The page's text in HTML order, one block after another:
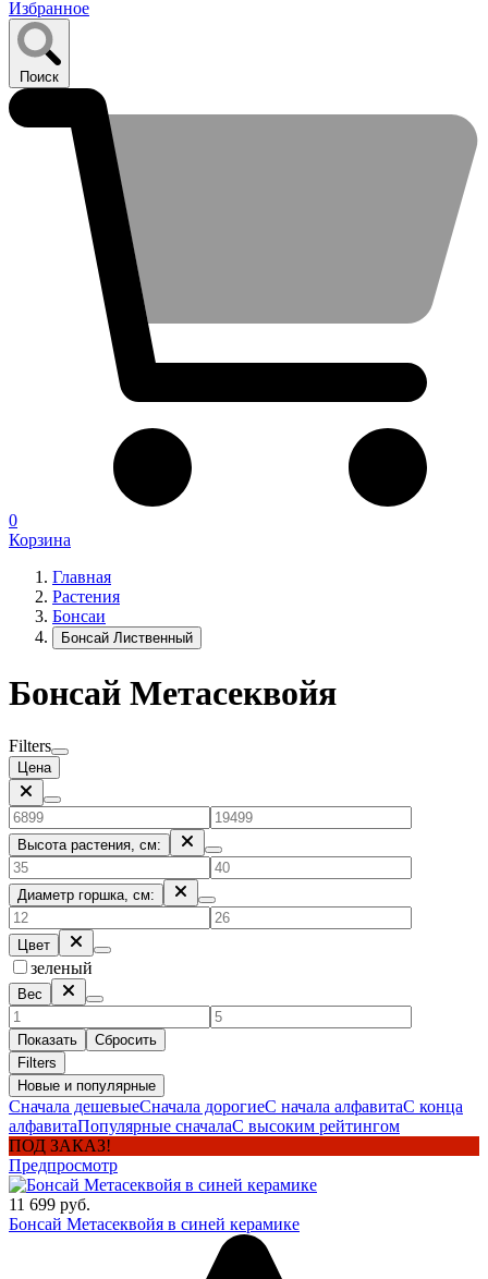
Избранное
Поиск
0
Корзина
Главная
Растения
Бонсаи
Бонсай Лиственный
Бонсай Метасеквойя
Filters
Цена
Высота растения, см:
Диаметр горшка, см:
Цвет
зеленый
Вес
Показать
Сбросить
Filters
Новые и популярные
Сначала дешевыеСначала дорогиеС начала алфавитаС конца
алфавитаПопулярные сначалаС высоким рейтингом
ПОД ЗАКАЗ!
Предпросмотр
11 699 руб.
Бонсай Метасеквойя в синей керамике